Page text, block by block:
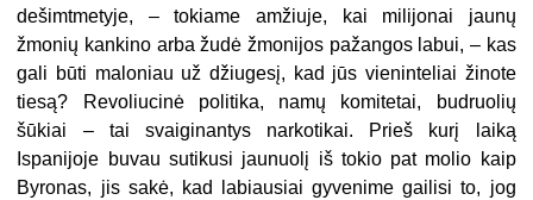
dešimtmetyje, – tokiame amžiuje, kai milijonai jaunų
žmonių kankino arba žudė žmonijos pažangos labui, – kas
gali būti maloniau už džiugesį, kad jūs vieninteliai žinote
tiesą? Revoliucinė politika, namų komitetai, budruolių
šūkiai – tai svaiginantys narkotikai. Prieš kurį laiką
Ispanijoje buvau sutikusi jaunuolį iš tokio pat molio kaip
Byronas, jis sakė, kad labiausiai gyvenime gailisi to, jog